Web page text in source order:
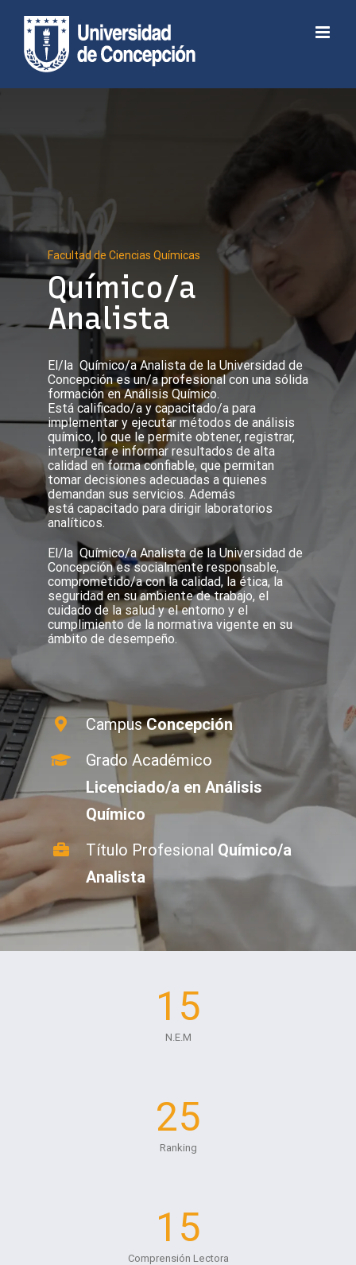
Abrir barra de herramientas
content
Facultad de Ciencias Químicas
Químico/a
Analista
El/la Químico/a Analista de la Universidad de
Concepción es un/a profesional con una sólida
formación en Análisis Químico.
Está calificado/a y capacitado/a para
implementar y ejecutar métodos de análisis
químico, lo que le permite obtener, registrar,
interpretar e informar resultados de alta
calidad en forma confiable, que permitan
tomar decisiones adecuadas a quienes
demandan sus servicios. Además
está capacitado para dirigir laboratorios
analíticos.
El/la Químico/a Analista de la Universidad de
Concepción es socialmente responsable,
comprometido/a con la calidad, la ética, la
seguridad en su ambiente de trabajo, el
cuidado de la salud y el entorno y el
cumplimiento de la normativa vigente en su
ámbito de desempeño.
CampusConcepción
Grado Académico
Licenciado/a en Análisis
Químico
Título Profesional Químico/a
Analista
15
N.E.M
25
Ranking
15
Comprensión Lectora